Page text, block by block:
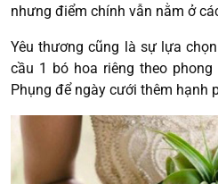
nhưng điểm chính vẫn nằm ở
Yêu thương cũng là sự lựa
cầu 1 bó hoa riêng theo
Phụng để ngày cưới thêm hạnh